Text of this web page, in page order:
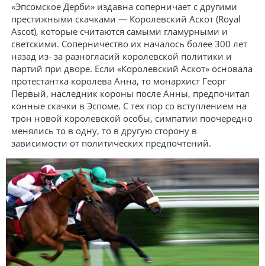
«Эпсомское Дерби» издавна соперничает с другими
престижными скачками — Королевский Аскот (Royal
Ascot), которые считаются самыми гламурными и
светскими. Соперничество их началось более 300 лет
назад из- за разногласий королевской политики и
партий при дворе. Если «Королевский Аскот» основала
протестантка королева Анна, то монархист Георг
Первый, наследник короны после Анны, предпочитал
конные скачки в Эспоме. С тех пор со вступлением на
трон новой королевской особы, симпатии поочередно
менялись то в одну, то в другую сторону в
зависимости от политических предпочтений.